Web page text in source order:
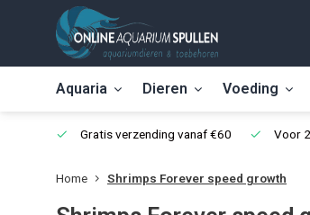
Aquaria Dieren Voeding
Gratis verzending vanaf €60 Voor
Home Shrimps Forever speed growth